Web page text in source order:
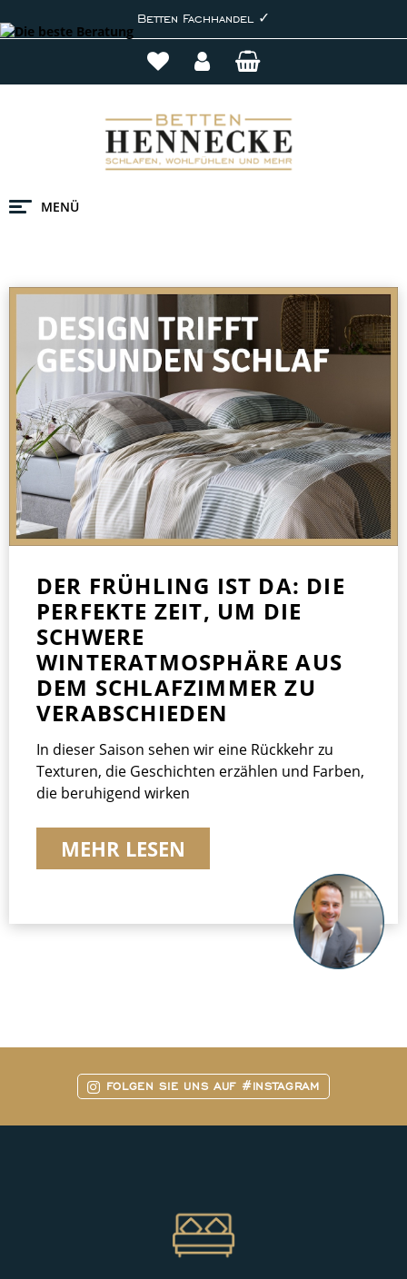
Betten Fachhandel ✓
MENÜ
DER FRÜHLING IST DA: DIE
PERFEKTE ZEIT, UM DIE
SCHWERE
WINTERATMOSPHÄRE AUS
DEM SCHLAFZIMMER ZU
VERABSCHIEDEN
In dieser Saison sehen wir eine Rückkehr zu
Texturen, die Geschichten erzählen und Farben,
die beruhigend wirken
MEHR LESEN
FOLGEN SIE UNS AUF #INSTAGRAM